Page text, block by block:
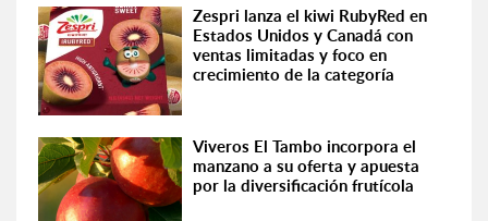
Zespri lanza el kiwi RubyRed en
Estados Unidos y Canadá con
ventas limitadas y foco en
crecimiento de la categoría
Viveros El Tambo incorpora el
manzano a su oferta y apuesta
por la diversificación frutícola